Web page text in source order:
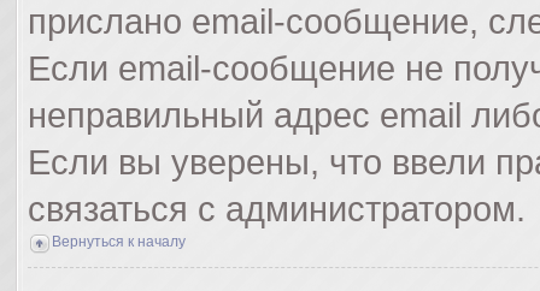
прислано email-сообщение,
Если email-сообщение не
неправильный адрес email
Если вы уверены, что ввели
связаться с администратором.
Вернуться к началу